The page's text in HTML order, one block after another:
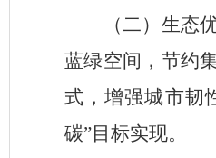
（二）生态
蓝绿空间，节约
式，增强城市韧
碳”目标实现。